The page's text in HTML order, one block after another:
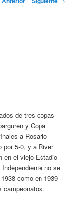
de tres copas
y Copa
a Rosario
por 5-0, y a River
en el viejo Estadio
no se
como en 1939
campeonatos.